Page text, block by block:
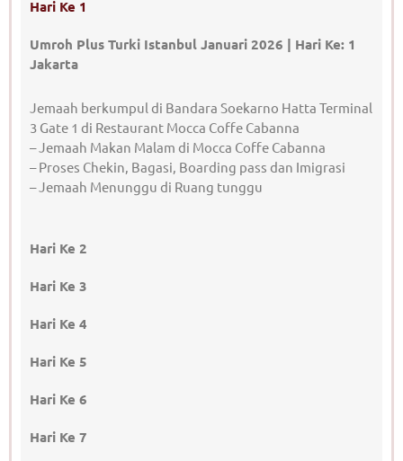
Hari Ke 1
Umroh Plus Turki Istanbul Januari 2026 | Hari Ke: 1
Jakarta
Jemaah berkumpul di Bandara Soekarno Hatta Terminal
3 Gate 1 di Restaurant Mocca Coffe Cabanna
– Jemaah Makan Malam di Mocca Coffe Cabanna
– Proses Chekin, Bagasi, Boarding pass dan Imigrasi
– Jemaah Menunggu di Ruang tunggu
Hari Ke 2
Hari Ke 3
Hari Ke 4
Hari Ke 5
Hari Ke 6
Hari Ke 7